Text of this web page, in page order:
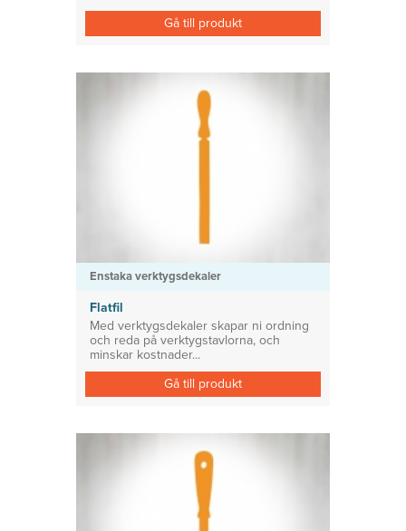
Gå till produkt
Enstaka verktygsdekaler
Flatfil
Med verktygsdekaler skapar ni ordning
och reda på verktygstavlorna, och
minskar kostnader...
Gå till produkt